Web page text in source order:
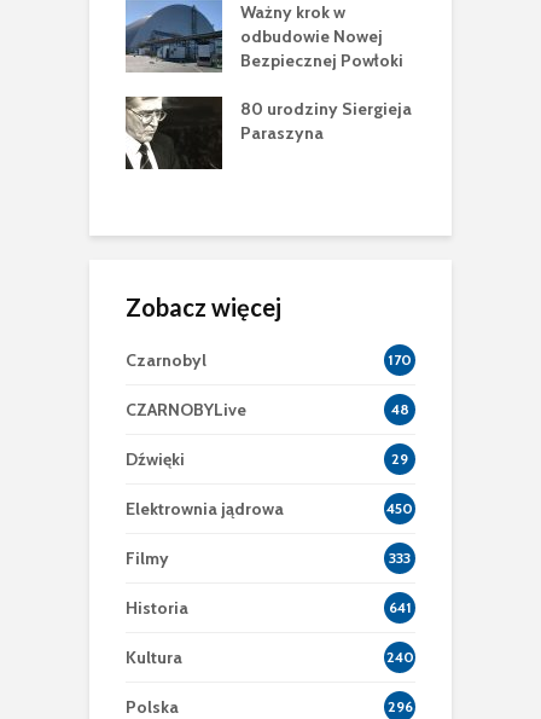
Nagranie z nocy
awarii
Zmarł budowniczy
Sławutycza
Zobacz więcej
Czarnobyl 170
CZARNOBYLive 48
Dźwięki 29
Elektrownia jądrowa 450
Filmy 333
Historia 641
Kultura 240
Polska 296